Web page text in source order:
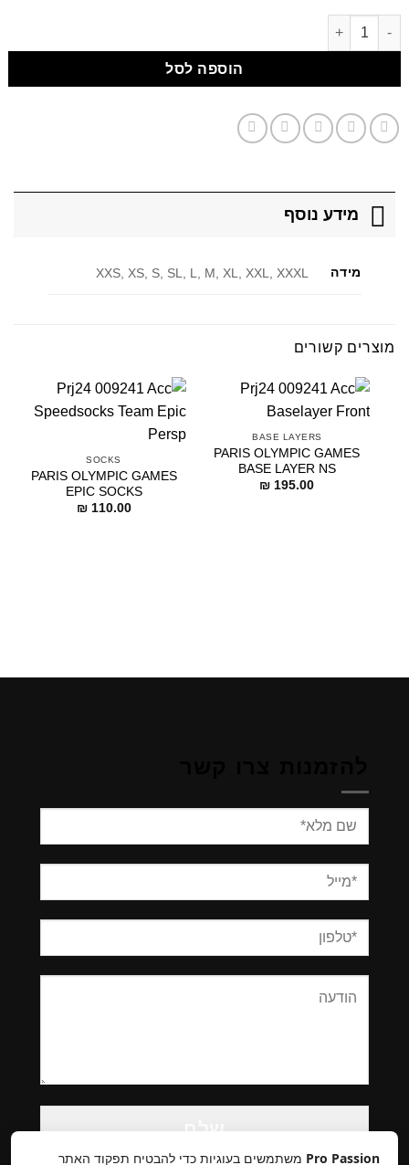
דילוג לתוכן
הוספה לסל
מידע נוסף
מידה XXS, XS, S, SL, L, M, XL, XXL, XXXL
מוצרים קשורים
BASE LAYERS
PARIS OLYMPIC GAMES
BASE LAYER NS
₪ 195.00
SOCKS
PARIS OLYMPIC GAMES
EPIC SOCKS
₪110.00
Please
leave
this
Pro Passion משתמשים בעוגיות כדי להבטיח תפקוד האתר